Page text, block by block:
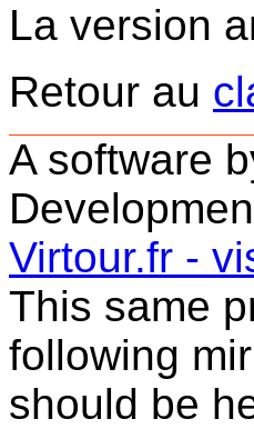
La version
Retour au
A software
Virtour.fr -
This same
following
should be